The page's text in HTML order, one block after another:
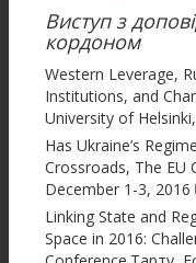
Виступ з
кордоном
Western Leverage,
Institutions, and
University of
Has Ukraine’s
Crossroads, The EU
December 1-3, 2016
Linking State and
Space in 2016: